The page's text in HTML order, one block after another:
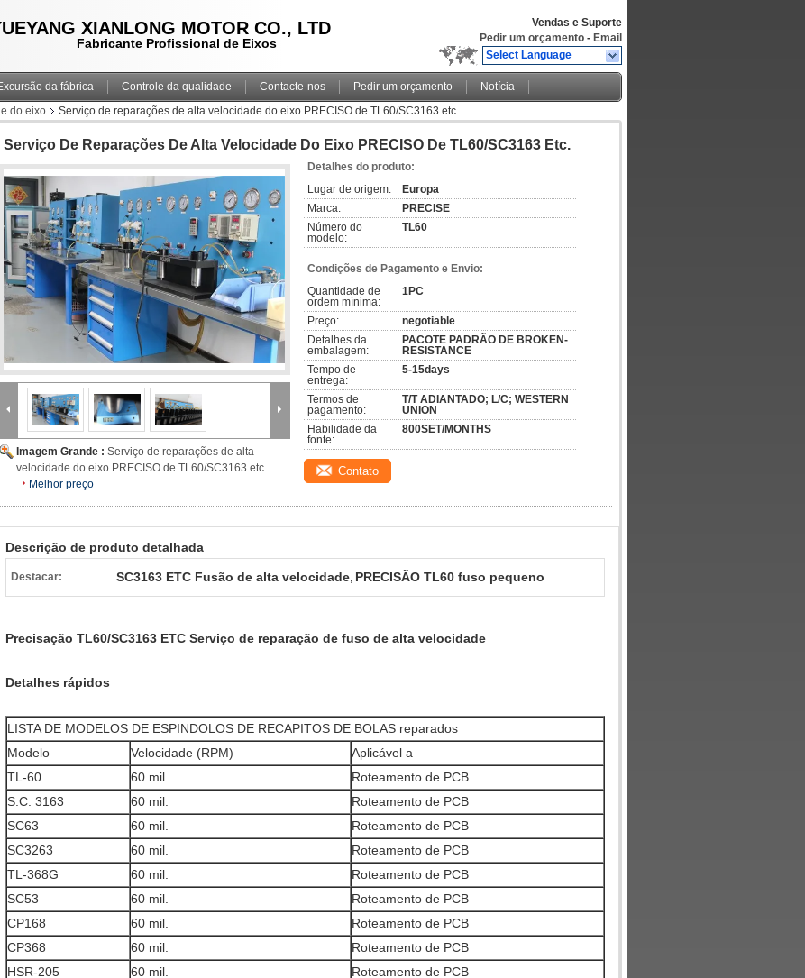
XIANLONG MOTOR CO., LTD
Fabricante Profissional de Eixos
Vendas e Suporte
Pedir um orçamento - Email
Select Language
da fábrica Controle da qualidade Contacte-nos Pedir um orçamento
Notícia
do eixo Serviço de reparações de alta velocidade do eixo PRECISO de TL60/SC3163 etc.
Serviço De Reparações De Alta Velocidade Do Eixo PRECISO De TL60/SC3163 Etc.
Imagem Grande : Serviço de reparações de alta
velocidade do eixo PRECISO de TL60/SC3163 etc.
Melhor preço
Detalhes do produto:
Lugar de origem:
Europa
Marca:
PRECISE
Número do
modelo:
TL60
Condições de Pagamento e Envio:
Quantidade de
ordem mínima:
1PC
Preço:
negotiable
Detalhes da
embalagem:
PACOTE PADRÃO DE BROKEN-
RESISTANCE
Tempo de
entrega:
5-15days
Termos de
pagamento:
T/T ADIANTADO; L/C; WESTERN
UNION
Habilidade da
fonte:
800SET/MONTHS
Contato
Descrição de produto detalhada
Destacar: SC3163 ETC Fusão de alta velocidade, PRECISÃO TL60 fuso pequeno
Precisação TL60/SC3163 ETC Serviço de reparação de fuso de alta velocidade
Detalhes rápidos
LISTA DE MODELOS DE ESPINDOLOS DE RECAPITOS DE BOLAS reparados
Modelo
Velocidade (RPM)
Aplicável a
TL-60
60 mil.
Roteamento de PCB
S.C. 3163
60 mil.
Roteamento de PCB
SC63
60 mil.
Roteamento de PCB
SC3263
60 mil.
Roteamento de PCB
TL-368G
60 mil.
Roteamento de PCB
SC53
60 mil.
Roteamento de PCB
CP168
60 mil.
Roteamento de PCB
CP368
60 mil.
Roteamento de PCB
HSR-205
60 mil.
Roteamento de PCB